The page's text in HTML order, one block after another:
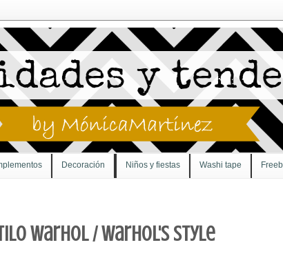
Decoración Niños y fiestas Washi tape
Warhol / Warhol's style